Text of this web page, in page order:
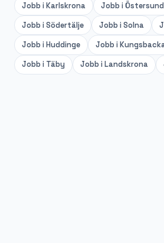
Jobb iKarlskrona Jobb iÖstersund
Jobb iSödertälje Jobb iSolna
Jobb iHuddinge Jobb i
Jobb i Täby Jobb iLandskrona